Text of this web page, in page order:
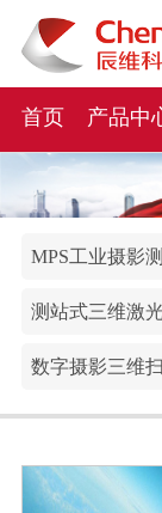
首页 产品中
MPS工业摄影
测站式三维激
数字摄影三维